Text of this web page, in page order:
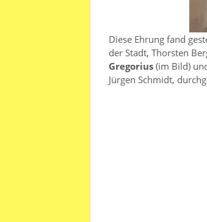
Diese Ehrung fand
der Stadt, Thorsten
Gregorius (im Bild)
Jürgen Schmidt,